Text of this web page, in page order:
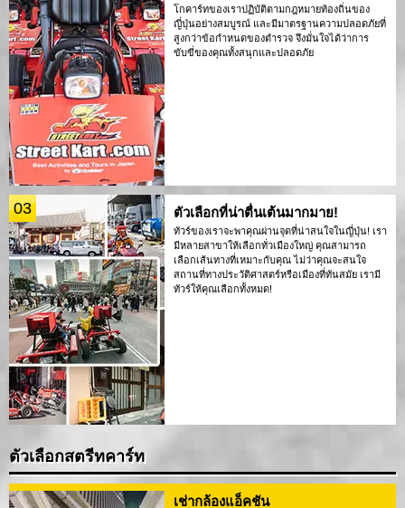
โกคาร์ทของเราปฏิบัติตามกฎหมายท้องถิ่นของ
ญี่ปุ่นอย่างสมบูรณ์ และมีมาตรฐานความปลอดภัยที่
สูงกว่าข้อกำหนดของตำรวจ จึงมั่นใจได้ว่าการ
ขับขี่ของคุณทั้งสนุกและปลอดภัย
03 ตัวเลือกที่น่าตื่นเต้นมากมาย!
ทัวร์ของเราจะพาคุณผ่านจุดที่น่าสนใจในญี่ปุ่น! เรา
มีหลายสาขาให้เลือกทั่วเมืองใหญ่ คุณสามารถ
เลือกเส้นทางที่เหมาะกับคุณ ไม่ว่าคุณจะสนใจ
สถานที่ทางประวัติศาสตร์หรือเมืองที่ทันสมัย เรามี
ทัวร์ให้คุณเลือกทั้งหมด!
ตัวเลือกสตรีทคาร์ท
เช่ากล้องแอ็คชัน